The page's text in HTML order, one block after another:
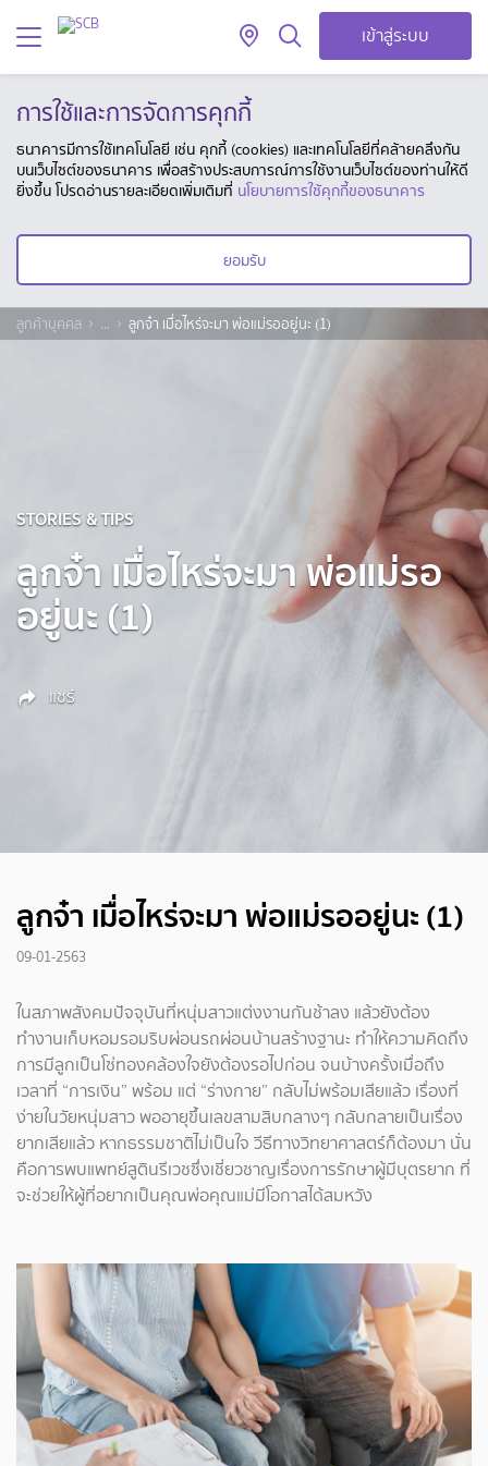
เข้าสู่ระบบ
การใช้และการจัดการคุกกี้
ธนาคารมีการใช้เทคโนโลยี เช่น คุกกี้ (cookies) และเทคโนโลยีที่คล้ายคลึงกัน
บนเว็บไซต์ของธนาคาร เพื่อสร้างประสบการณ์การใช้งานเว็บไซต์ของท่านให้ดี
ยิ่งขึ้น โปรดอ่านรายละเอียดเพิ่มเติมที่ นโยบายการใช้คุกกี้ของธนาคาร
ยอมรับ
ลูกค้าบุคคล ... ลูกจ๋า เมื่อไหร่จะมา พ่อแม่รออยู่นะ (1)
STORIES & TIPS
ลูกจ๋า เมื่อไหร่จะมา พ่อแม่รอ
อยู่นะ (1)
แชร์
ลูกจ๋า เมื่อไหร่จะมา พ่อแม่รออยู่นะ (1)
09-01-2563
ในสภาพสังคมปัจจุบันที่หนุ่มสาวแต่งงานกันช้าลง แล้วยังต้อง
ทำงานเก็บหอมรอมริบผ่อนรถผ่อนบ้านสร้างฐานะ ทำให้ความคิดถึง
การมีลูกเป็นโซ่ทองคล้องใจยังต้องรอไปก่อน จนบ้างครั้งเมื่อถึง
เวลาที่ “การเงิน” พร้อม แต่ “ร่างกาย” กลับไม่พร้อมเสียแล้ว เรื่องที่
ง่ายในวัยหนุ่มสาว พออายุขึ้นเลขสามสิบกลางๆ กลับกลายเป็นเรื่อง
ยากเสียแล้ว หากธรรมชาติไม่เป็นใจ วีธีทางวิทยาศาสตร์ก็ต้องมา นั่น
คือการพบแพทย์สูตินรีเวชซึ่งเชี่ยวชาญเรื่องการรักษาผู้มีบุตรยาก ที่
จะช่วยให้ผู้ที่อยากเป็นคุณพ่อคุณแม่มีโอกาสได้สมหวัง